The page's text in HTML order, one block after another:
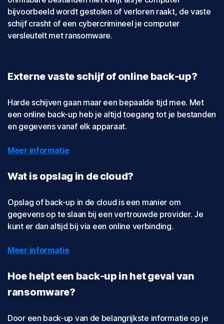
bijvoorbeeld wordt gestolen of verloren raakt, de vaste
schijf crasht of een cybercrimineel je computer
versleutelt met ransomware.
Externe vaste schijf of online back-up?
Harde schijven gaan maar een bepaalde tijd mee. Met
een online back-up heb je altijd toegang tot je bestanden
en gegevens vanaf elk apparaat.
Meer informatie
Wat is opslag in de cloud?
Opslag of back-up in de cloud is een manier om
gegevens op te slaan bij een vertrouwde provider. Je
kunt er dan altijd bij via een online verbinding.
Meer informatie
Hoe helpt een back-up in het geval van
ransomware?
Door een back-up van de belangrijkste informatie op je